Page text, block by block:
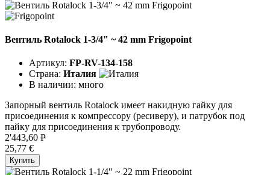
Вентиль Rotalock 1-3/4" ~ 42 mm Frigopoint
Артикул: FP-RV-134-158
Страна: Италия
В наличии: много
Запорный вентиль Rotalock имеет накидную гайку для
присоединения к компрессору (ресиверу), и патрубок под
пайку для присоединения к трубопроводу.
2'443,60 P
25,77 €
Купить